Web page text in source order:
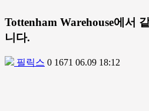
Tottenham Warehouse에서
니다.
필릭스 0 1671 06.09 18:12